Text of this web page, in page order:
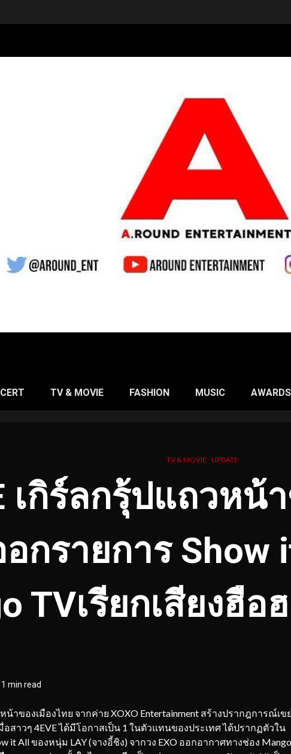
TV & MOVIE FASHION MUSIC AWARDS
TV & MOVIE UPDATE
เกิร์ลกรุ้ปแถวหน้
กรายการ Show
TVเรียกเสียงฮื
1 min read
น้าของเมืองไทย จากค่าย XOXO Entertainment สร้างปรากฎการณ์เข
อสาวๆ 4EVE ได้มีโอกาสเป็น 1 ในตัวแทนของประเทศ ได้ปรากฏตัวใน
it All ของหนุ่ม LAY (จางอี้ชิง) จากวง EXO ออกอากาศทางช่อง